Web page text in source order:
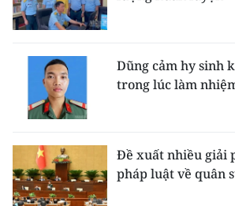
Dũng cảm hy sinh
trong lúc làm
Đề xuất nhiều giải
pháp luật về quân